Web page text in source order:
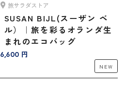
旅サラダストア
SUSAN BIJL(スーザン ベ
ル）｜旅を彩るオランダ生
まれのエコバッグ
6,600 円
NEW